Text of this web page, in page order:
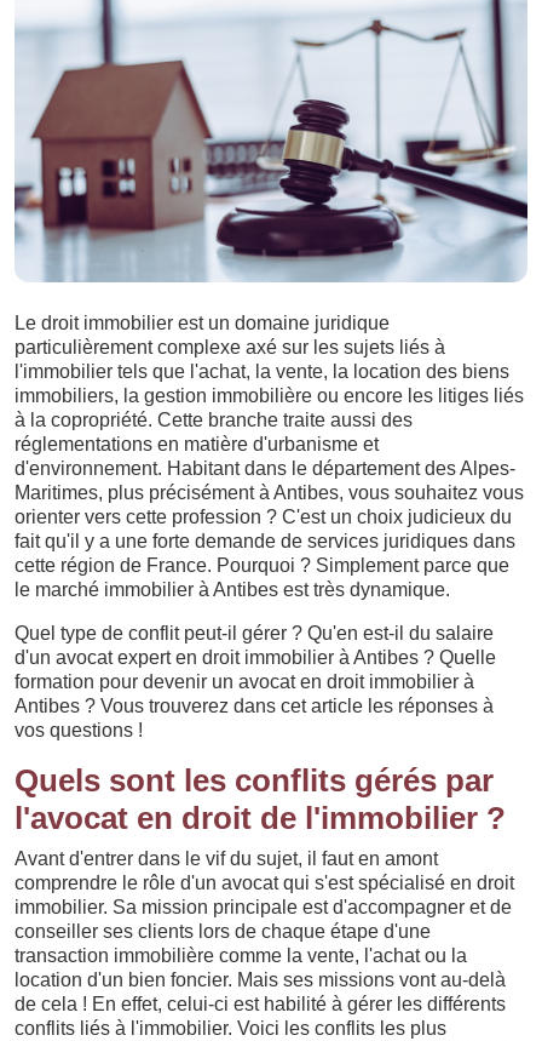
Le droit immobilier est un domaine juridique
particulièrement complexe axé sur les sujets liés à
l'immobilier tels que l'achat, la vente, la location des biens
immobiliers, la gestion immobilière ou encore les litiges liés
à la copropriété. Cette branche traite aussi des
réglementations en matière d'urbanisme et
d'environnement. Habitant dans le département des Alpes-
Maritimes, plus précisément à Antibes, vous souhaitez vous
orienter vers cette profession ? C'est un choix judicieux du
fait qu'il y a une forte demande de services juridiques dans
cette région de France. Pourquoi ? Simplement parce que
le marché immobilier à Antibes est très dynamique.
Quel type de conflit peut-il gérer ? Qu'en est-il du salaire
d'un avocat expert en droit immobilier à Antibes ? Quelle
formation pour devenir un avocat en droit immobilier à
Antibes ? Vous trouverez dans cet article les réponses à
vos questions !
Quels sont les conflits gérés par
l'avocat en droit de l'immobilier ?
Avant d'entrer dans le vif du sujet, il faut en amont
comprendre le rôle d'un avocat qui s'est spécialisé en droit
immobilier. Sa mission principale est d'accompagner et de
conseiller ses clients lors de chaque étape d'une
transaction immobilière comme la vente, l'achat ou la
location d'un bien foncier. Mais ses missions vont au-delà
de cela ! En effet, celui-ci est habilité à gérer les différents
conflits liés à l'immobilier. Voici les conflits les plus